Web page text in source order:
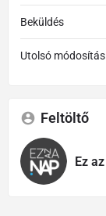
Beküldés
Utolsó módosítás
Feltöltő
Ez